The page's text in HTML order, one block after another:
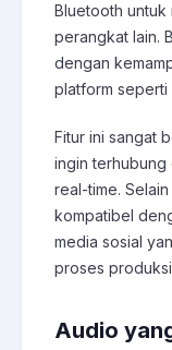
Bluetooth untuk
perangkat lain.
dengan
platform seperti
Fitur ini sangat
ingin terhubung
real-time.
kompatibel
media sosial
proses
Audio